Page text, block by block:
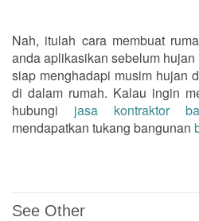
Nah, itulah cara membuat
anda aplikasikan sebelum
siap menghadapi musim hujan
di dalam rumah. Kalau ingin
hubungi jasa kontraktor
mendapatkan tukang bangunan
See Other